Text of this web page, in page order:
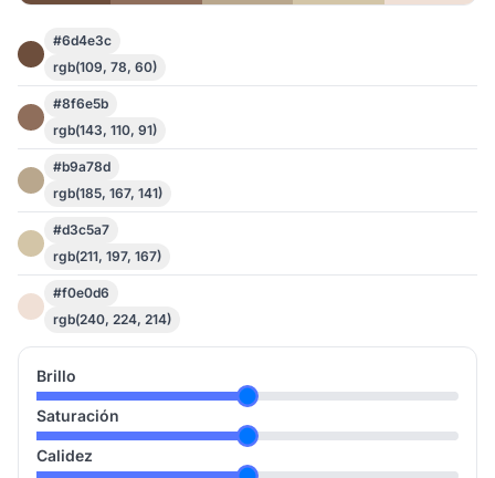
#6d4e3c
rgb(109, 78, 60)
#8f6e5b
rgb(143, 110, 91)
#b9a78d
rgb(185, 167, 141)
#d3c5a7
rgb(211, 197, 167)
#f0e0d6
rgb(240, 224, 214)
Brillo
Saturación
Calidez